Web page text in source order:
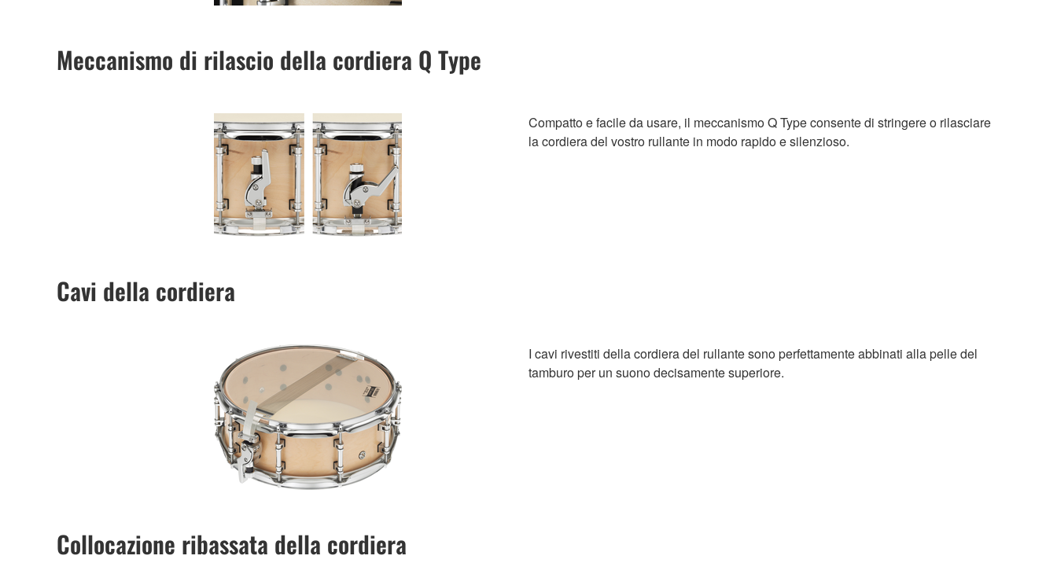
Meccanismo di rilascio della cordiera Q Type
Compatto e facile da usare, il meccanismo Q Type consente di stringere o rilasciare
la cordiera del vostro rullante in modo rapido e silenzioso.
Cavi della cordiera
I cavi rivestiti della cordiera del rullante sono perfettamente abbinati alla pelle del
tamburo per un suono decisamente superiore.
Collocazione ribassata della cordiera